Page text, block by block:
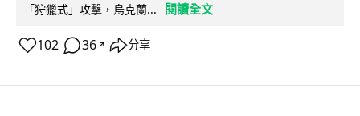
「狩獵式」攻擊，烏克蘭...
閱讀全文
102 36 ↗ 分享